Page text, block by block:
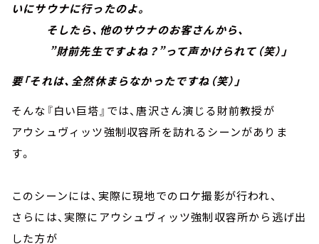
いにサウナに行ったのよ。
そしたら、他のサウナのお客さんから、
”財前先生ですよね？”って声かけられて（笑）」
要「それは、全然休まらなかったですね（笑）」
そんな『白い巨塔』では、唐沢さん演じる財前教授が
アウシュヴィッツ強制収容所を訪れるシーンがありま
す。
このシーンには、実際に現地でのロケ撮影が行われ、
さらには、実際にアウシュヴィッツ強制収容所から逃げ出
した方が